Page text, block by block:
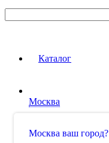
Каталог
Москва
Москва ваш город?